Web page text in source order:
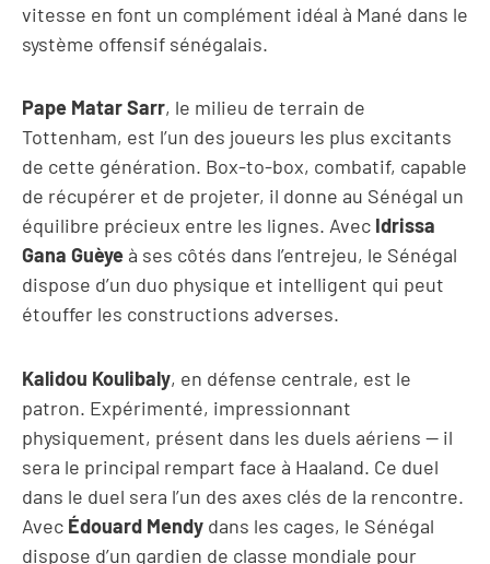
vitesse en font un complément idéal à Mané dans le
système offensif sénégalais.
Pape Matar Sarr, le milieu de terrain de
Tottenham, est l’un des joueurs les plus excitants
de cette génération. Box-to-box, combatif, capable
de récupérer et de projeter, il donne au Sénégal un
équilibre précieux entre les lignes. Avec Idrissa
Gana Guèye à ses côtés dans l’entrejeu, le Sénégal
dispose d’un duo physique et intelligent qui peut
étouffer les constructions adverses.
Kalidou Koulibaly, en défense centrale, est le
patron. Expérimenté, impressionnant
physiquement, présent dans les duels aériens — il
sera le principal rempart face à Haaland. Ce duel
dans le duel sera l’un des axes clés de la rencontre.
Avec Édouard Mendy dans les cages, le Sénégal
dispose d’un gardien de classe mondiale pour